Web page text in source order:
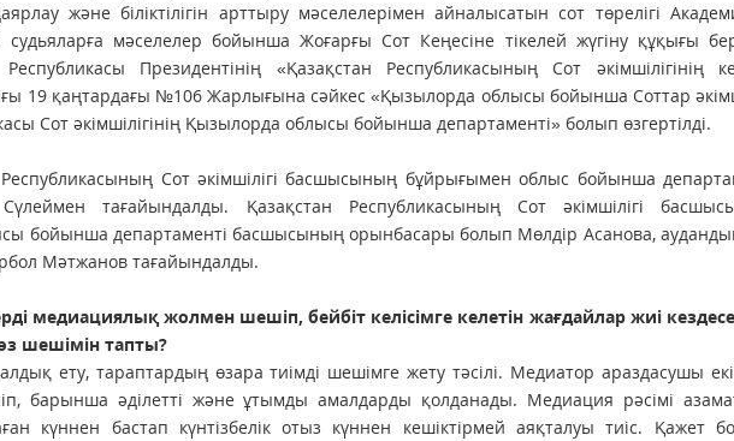
және біліктілігін арттыру мәселелерімен айналысатын сот төрелігі
мәселелер бойынша Жоғарғы Сот Кеңесіне тікелей жүгіну құқығы
Президентінің «Қазақстан Республикасының Сот әкімшілігінің
19 қаңтардағы №106 Жарлығына сәйкес «Қызылорда облысы бойынша Соттар
Сот әкімшілігінің Қызылорда облысы бойынша департаменті» болып өзгертілді.
Республикасының Сот әкімшілігі басшысының бұйрығымен облыс бойынша
тағайындалды. Қазақстан Республикасының Сот әкімшілігі
бойынша департаменті басшысының орынбасары болып Мөлдір Асанова,
Мәтжанов тағайындалды.
медиациялық жолмен шешіп, бейбіт келісімге келетін жағдайлар жиі
шешімін тапты?
ету, тараптардың өзара тиімді шешімге жету тәсілі. Медиатор араздасушы
барынша әділетті және ұтымды амалдарды қолданады. Медиация рәсімі
күннен бастап күнтізбелік отыз күннен кешіктірмей аяқталуы тиіс. Қажет